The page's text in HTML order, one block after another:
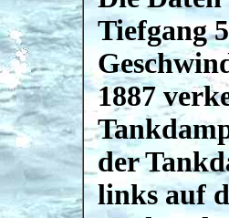
Tiefgang
1887
der
links auf